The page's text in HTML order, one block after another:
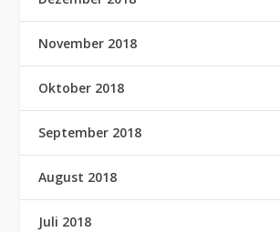
November 2018
Oktober 2018
September 2018
August 2018
Juli 2018